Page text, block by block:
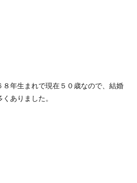
年生まれで現在５０歳なので、結婚
ありました。